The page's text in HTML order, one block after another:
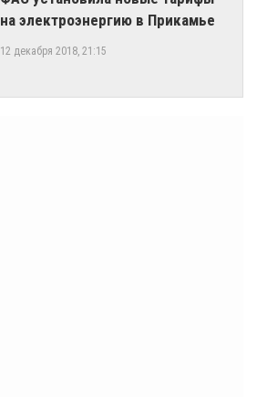
на электроэнергию в Прикамье
12 декабря 2018, 21:15